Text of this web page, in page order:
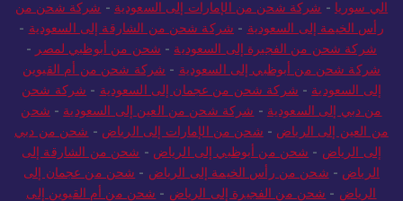
الي سوريا -شركة شحن من الإمارات إلى السعودية-شركة شحن من
رأس الخيمة إلى السعودية- شركة شحن من الشارقة إلى السعودية-
شركة شحن من الفجيرة إلى السعودية-شحن من أبوظبي لمصر-
شركة شحن من أبوظبي إلى السعودية- شركة شحن من أم القيوين
إلى السعودية-شركة شحن من عجمان إلى السعودية- شركة شحن
من دبي إلى السعودية -شركة شحن من العين إلى السعودية-شحن
من العين إلى الرياض -شحن من الإمارات إلى الرياض -شحن من دبي
إلى الرياض -شحن من أبوظبي إلى الرياض -شحن من الشارقة إلى
الرياض -شحن من رأس الخيمة إلى الرياض -شحن من عجمان إلى
الرياض -شحن من الفجيرة إلى الرياض -شحن من أم القيوين إلى